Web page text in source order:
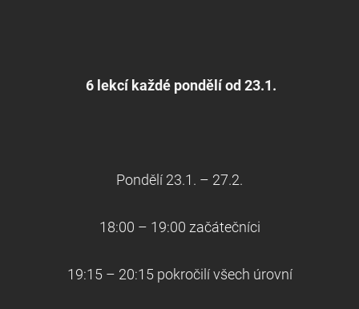
6 lekcí každé pondělí od 23.1.
Pondělí 23.1. – 27.2.
18:00 – 19:00 začátečníci
19:15 – 20:15 pokročilí všech úrovní